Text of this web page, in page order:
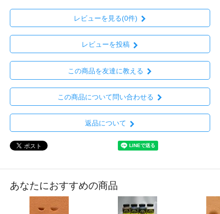
レビューを見る(0件)
レビューを投稿
この商品を友達に教える
この商品について問い合わせる
返品について
あなたにおすすめの商品